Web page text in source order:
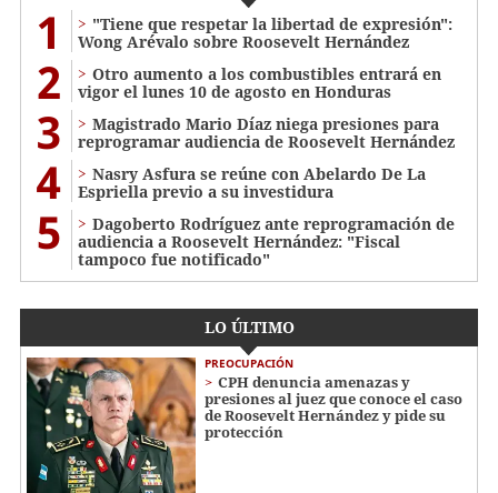
1
"Tiene que respetar la libertad de expresión":
Wong Arévalo sobre Roosevelt Hernández
2
Otro aumento a los combustibles entrará en
vigor el lunes 10 de agosto en Honduras
3
Magistrado Mario Díaz niega presiones para
reprogramar audiencia de Roosevelt Hernández
4
Nasry Asfura se reúne con Abelardo De La
Espriella previo a su investidura
5
Dagoberto Rodríguez ante reprogramación de
audiencia a Roosevelt Hernández: "Fiscal
tampoco fue notificado"
LO ÚLTIMO
PREOCUPACIÓN
CPH denuncia amenazas y
presiones al juez que conoce el caso
de Roosevelt Hernández y pide su
protección